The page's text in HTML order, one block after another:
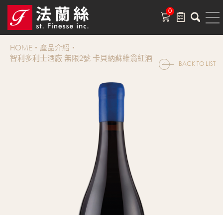
0
HOME
產品介紹
智利多利士酒廠 無限2號 卡貝納蘇維翁紅酒
BACK TO LIST